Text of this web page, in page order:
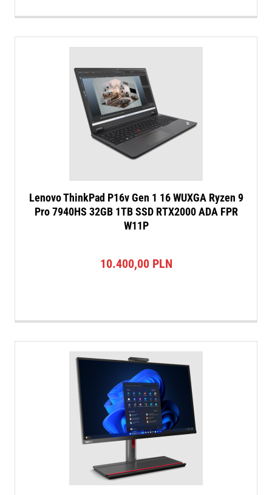
Lenovo ThinkPad P16v Gen 1 16 WUXGA Ryzen 9
Pro 7940HS 32GB 1TB SSD RTX2000 ADA FPR
W11P
10.400,00 PLN